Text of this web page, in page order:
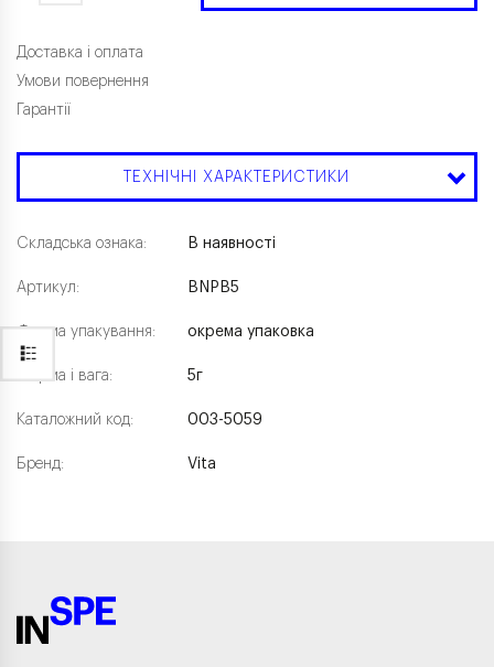
Доставка і оплата
Умови повернення
Гарантії
ТЕХНІЧНІ ХАРАКТЕРИСТИКИ
Складська ознака:
Артикул:
Форма упакування:
Форма і вага:
Каталожний код:
Бренд:
В наявності
BNPB5
окрема упаковка
5г
003-5059
Vita